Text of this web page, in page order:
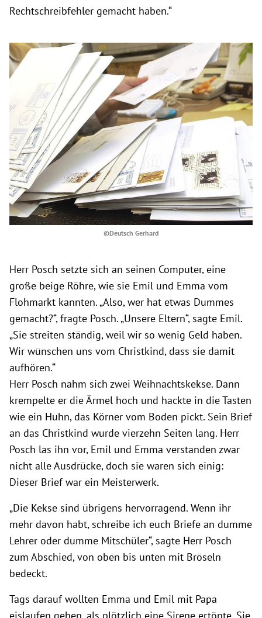
Rechtschreibfehler gemacht haben.“
©Deutsch Gerhard
Herr Posch setzte sich an seinen Computer, eine
große beige Röhre, wie sie Emil und Emma vom
Flohmarkt kannten. „Also, wer hat etwas Dummes
gemacht?“, fragte Posch. „Unsere Eltern“, sagte Emil.
„Sie streiten ständig, weil wir so wenig Geld haben.
Wir wünschen uns vom Christkind, dass sie damit
aufhören.“
Herr Posch nahm sich zwei Weihnachtskekse. Dann
krempelte er die Ärmel hoch und hackte in die Tasten
wie ein Huhn, das Körner vom Boden pickt. Sein Brief
an das Christkind wurde vierzehn Seiten lang. Herr
Posch las ihn vor, Emil und Emma verstanden zwar
nicht alle Ausdrücke, doch sie waren sich einig:
Dieser Brief war ein Meisterwerk.
„Die Kekse sind übrigens hervorragend. Wenn ihr
mehr davon habt, schreibe ich euch Briefe an dumme
Lehrer oder dumme Mitschüler“, sagte Herr Posch
zum Abschied, von oben bis unten mit Bröseln
bedeckt.
Tags darauf wollten Emma und Emil mit Papa